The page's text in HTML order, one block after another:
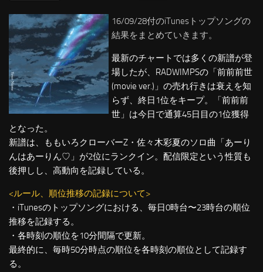
16/09/28付のiTunesトップソングの
結果をまとめていきます。
最新のチャートでは多くの新譜が登
場したが、RADWIMPSの「前前前世
(movie ver.)」の売れ行きは衰えを知
らず、終日1位をキープ。「前前前
世」は今日で通算45日目の1位獲得
となった。
新譜は、ももいろクローバーZ・佐々木彩夏のソロ曲「あーり
んはあーりん♡」が2位にランクイン。配信限定という性質も
後押しし、高動向を記録している。
<ルール、順位推移の記録について>
・iTunesのトップソングにおける、毎日0時台〜23時台の順位
推移を記録する。
・各時刻の順位を10分間隔で更新。
最終的に、毎時50分時点の順位を各時刻の順位として記録す
る。